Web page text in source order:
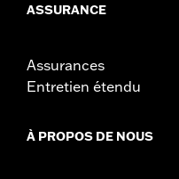
ASSURANCE
Assurances
Entretien étendu
À PROPOS DE NOUS